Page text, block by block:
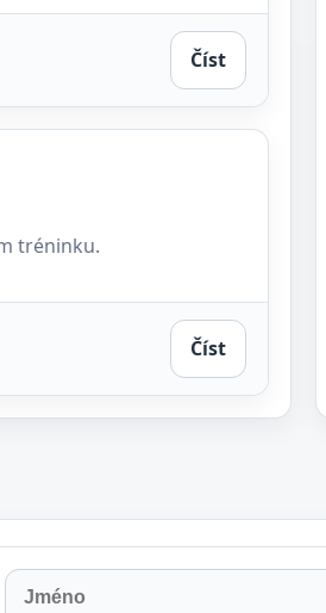
Číst
tréninku.
Číst
Jméno
Příjmení
Telefon